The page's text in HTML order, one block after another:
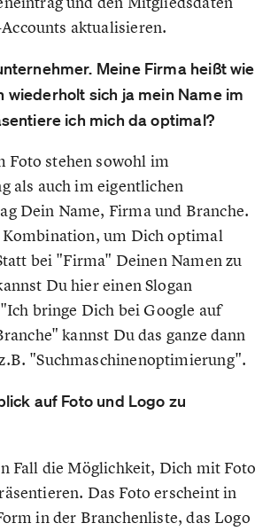
aktualisieren.
Meine Firma heißt wie
wiederholt sich ja mein Name im
ich mich da optimal?
Foto stehen sowohl im
als auch im eigentlichen
Dein Name, Firma und Branche.
Kombination, um Dich optimal
bei "Firma" Deinen Namen zu
Du hier einen Slogan
bringe Dich bei Google auf
kannst Du das ganze dann
"Suchmaschinenoptimierung".
auf Foto und Logo zu
Fall die Möglichkeit, Dich mit Foto
Das Foto erscheint in
in der Branchenliste, das Logo